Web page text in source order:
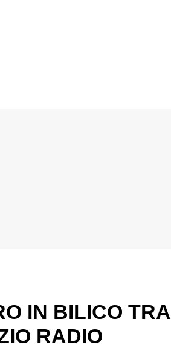
IN BILICO TRA
RADIO